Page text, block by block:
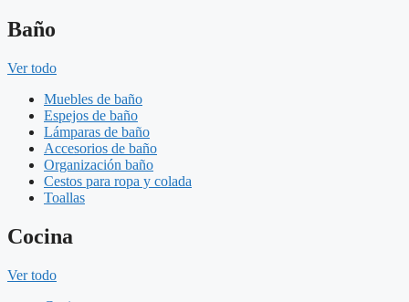
Baño
Ver todo
Muebles de baño
Espejos de baño
Lámparas de baño
Accesorios de baño
Organización baño
Cestos para ropa y colada
Toallas
Cocina
Ver todo